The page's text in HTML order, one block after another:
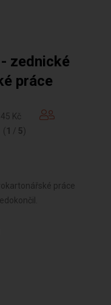
zednické
práce
Kč
( 1 / 5)
práce